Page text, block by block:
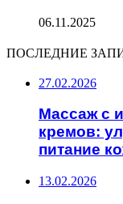
06.11.2025
ПОСЛЕДНИЕ
27.02.2026
Массаж с
кремов:
питание
13.02.2026